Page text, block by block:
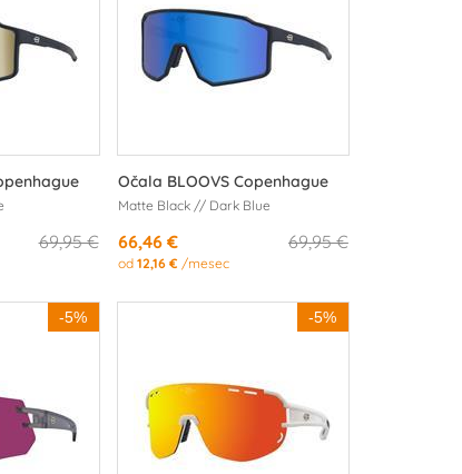
69,95 €
Očala BLOOVS Copenhague
Matte Black // Dark Blue
69,95 €
66,46 €
od12,16 € /mesec
-5% -5%